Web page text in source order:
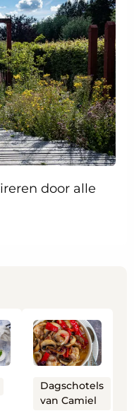
door alle
Dagschotels
van Camiel
Lees
meer
over
Gemengde
sla